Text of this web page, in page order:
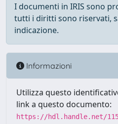
I documenti in IRIS sono
tutti i diritti sono riservati,
indicazione.
Informazioni
Utilizza questo
link a questo documento:
https://hdl.handle.net/